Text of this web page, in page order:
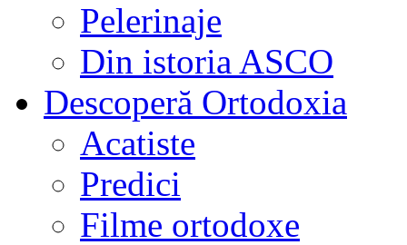
Pelerinaje
Din istoria ASCO
Descoperă Ortodoxia
Acatiste
Predici
Filme ortodoxe